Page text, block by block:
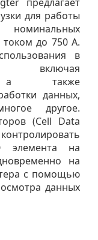
для работы
до 750 А.
в
включая
а также
данных,
другое.
(Cell Data
элемента на
на
с помощью
данных